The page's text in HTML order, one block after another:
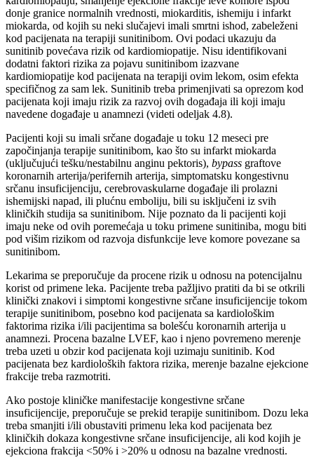
donje granice normalnih vrednosti, miokarditis, ishemiju i infarkt
miokarda, od kojih su neki slučajevi imali smrtni ishod, zabeleženi
kod pacijenata na terapiji sunitinibom. Ovi podaci ukazuju da
sunitinib povećava rizik od kardiomiopatije. Nisu identifikovani
dodatni faktori rizika za pojavu sunitinibom izazvane
kardiomiopatije kod pacijenata na terapiji ovim lekom, osim efekta
specifičnog za sam lek. Sunitinib treba primenjivati sa oprezom kod
pacijenata koji imaju rizik za razvoj ovih događaja ili koji imaju
navedene događaje u anamnezi (videti odeljak 4.8).
Pacijenti koji su imali srčane događaje u toku 12 meseci pre
započinjanja terapije sunitinibom, kao što su infarkt miokarda
(uključujući tešku/nestabilnu anginu pektoris), bypass graftove
koronarnih arterija/perifernih arterija, simptomatsku kongestivnu
srčanu insuficijenciju, cerebrovaskularne događaje ili prolazni
ishemijski napad, ili plućnu emboliju, bili su isključeni iz svih
kliničkih studija sa sunitinibom. Nije poznato da li pacijenti koji
imaju neke od ovih poremećaja u toku primene sunitiniba, mogu biti
pod višim rizikom od razvoja disfunkcije leve komore povezane sa
sunitinibom.
Lekarima se preporučuje da procene rizik u odnosu na potencijalnu
korist od primene leka. Pacijente treba pažljivo pratiti da bi se otkrili
klinički znakovi i simptomi kongestivne srčane insuficijencije tokom
terapije sunitinibom, posebno kod pacijenata sa kardiološkim
faktorima rizika i/ili pacijentima sa bolešću koronarnih arterija u
anamnezi. Procena bazalne LVEF, kao i njeno povremeno merenje
treba uzeti u obzir kod pacijenata koji uzimaju sunitinib. Kod
pacijenata bez kardioloških faktora rizika, merenje bazalne ejekcione
frakcije treba razmotriti.
Ako postoje kliničke manifestacije kongestivne srčane
insuficijencije, preporučuje se prekid terapije sunitinibom. Dozu leka
treba smanjiti i/ili obustaviti primenu leka kod pacijenata bez
kliničkih dokaza kongestivne srčane insuficijencije, ali kod kojih je
ejekciona frakcija <50% i >20% u odnosu na bazalne vrednosti.